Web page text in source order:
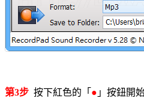
第3步 按下紅色的「 ● 」按鈕開